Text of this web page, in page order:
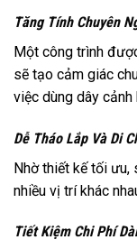
Tăng Tính Chuyên
Một công trình
sẽ tạo cảm giác
việc dùng dây cảnh
Dễ Tháo Lắp Và Di
Nhờ thiết kế tối ưu,
nhiều vị trí khác
Tiết Kiệm Chi Phí